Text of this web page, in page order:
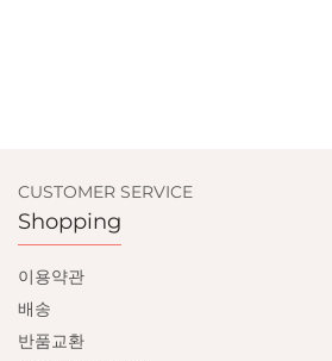
CUSTOMER SERVICE
Shopping
이용약관
배송
반품교환